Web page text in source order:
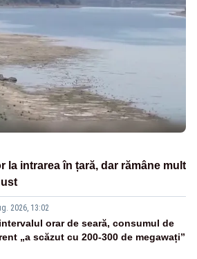
la intrarea în țară, dar rămâne mult
2026, 13:02
orar de seară, consumul de
„a scăzut cu 200-300 de megawați”